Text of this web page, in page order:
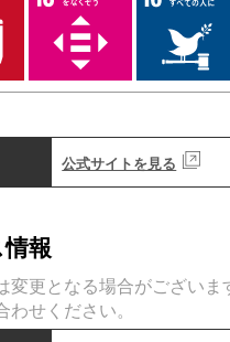
公式サイトを見る
報
変更となる場合がございま
わせください。